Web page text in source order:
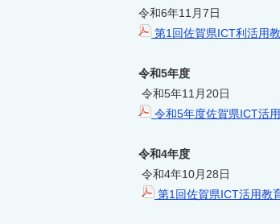
令和6年11月7日
第1回佐賀県ICT利活用
令和5年度
令和5年11月20日
令和5年度佐賀県ICT活
令和4年度
令和4年10月28日
第1回佐賀県ICT活用教